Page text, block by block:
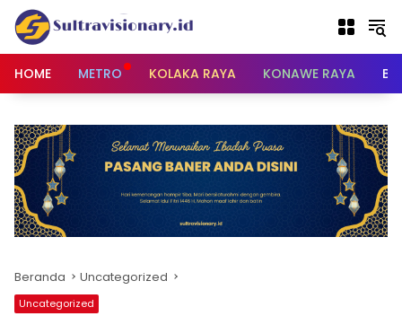
Langsung
konten
HOME
METRO KOLAKA RAYA KONAWE RAYA
Beranda Uncategorized
Uncategorized